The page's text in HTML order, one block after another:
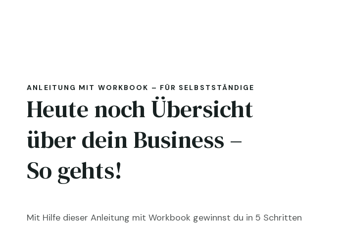
ANLEITUNG MIT WORKBOOK – FÜR SELBSTSTÄNDIGE
Heute noch Übersicht
über dein Business –
So gehts!
Mit Hilfe dieser Anleitung mit Workbook gewinnst du in 5 Schritten